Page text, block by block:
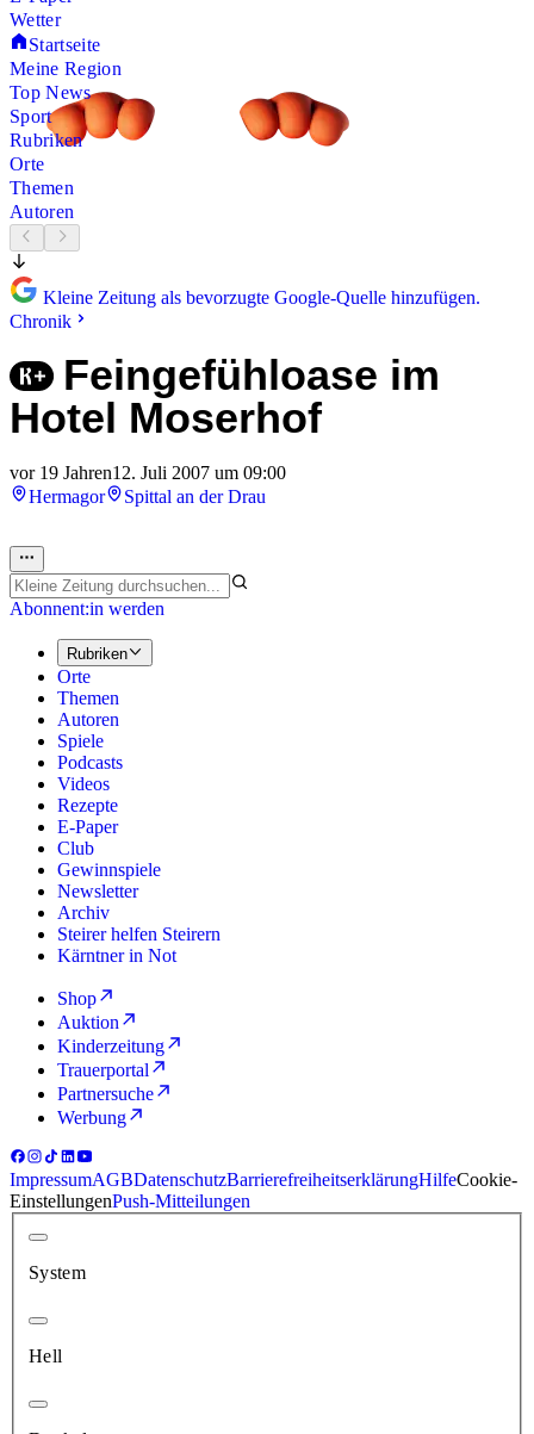
Wetter
Startseite
Meine Region
Top News
Sport
Rubriken
Orte
Themen
Autoren
Kleine Zeitung als bevorzugte Google-Quelle hinzufügen.
Chronik
Feingefühloase im
Hotel Moserhof
vor 19 Jahren12. Juli 2007 um 09:00
Hermagor
Spittal an der Drau
Abonnent:in werden
Rubriken
Orte
Themen
Autoren
Spiele
Podcasts
Videos
Rezepte
E-Paper
Club
Gewinnspiele
Newsletter
Archiv
Steirer helfen Steirern
Kärntner in Not
Shop
Auktion
Kinderzeitung
Trauerportal
Partnersuche
Werbung
ImpressumAGBDatenschutzBarrierefreiheitserklärungHilfeCookie-
EinstellungenPush-Mitteilungen
System
Hell